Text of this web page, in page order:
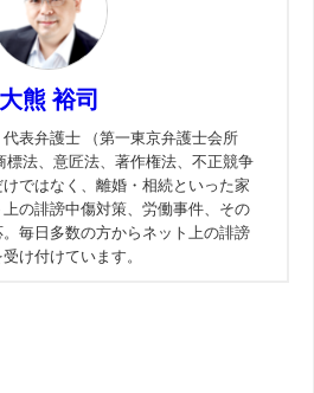
大熊 裕司
表弁護士 （第一東京弁護士会所
標法、意匠法、著作権法、不正競争
ではなく、離婚・相続といった家
の誹謗中傷対策、労働事件、その
毎日多数の方からネット上の誹謗
け付けています。